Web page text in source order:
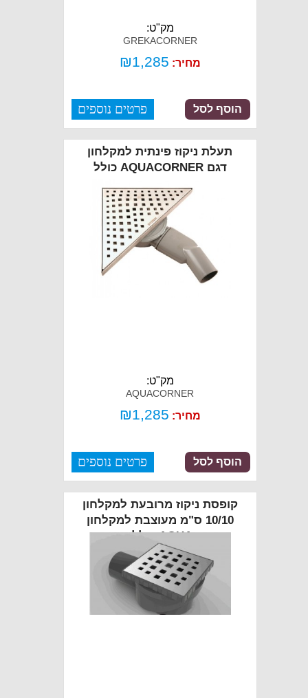
מק"ט:
GREKACORNER
מחיר: ₪1,285
פרטים נוספים הוסף לסל
תעלת ניקוז פינתית למקלחון
דגם AQUACORNER כולל
מק"ט:
AQUACORNER
מחיר: ₪1,285
פרטים נוספים הוסף לסל
קופסת ניקוז מרובעת למקלחון
10/10 ס"מ מעוצבת למקלחון
דגם AQUA כולל כיסוי